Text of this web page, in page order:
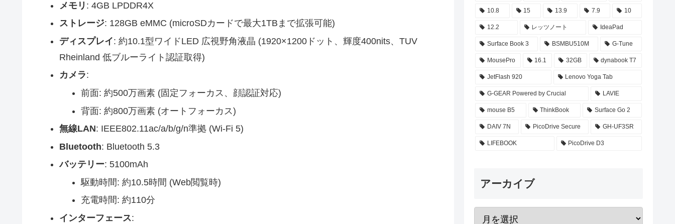
メモリ : 4GB LPDDR4X
ストレージ: 128GB eMMC (microSDカードで最大1TBまで拡張可能)
ディスプレイ: 約10.1型ワイドLED 広視野角液晶 (1920×1200ドット、輝度400nits、TUV
Rheinland 低ブルーライト認証取得)
カメラ:
前面: 約500万画素 (固定フォーカス、顔認証対応)
背面: 約800万画素 (オートフォーカス)
無線LAN: IEEE802.11ac/a/b/g/n準拠 (Wi-Fi 5)
Bluetooth: Bluetooth 5.3
バッテリー: 5100mAh
駆動時間: 約10.5時間 (Web閲覧時)
充電時間: 約110分
インターフェース:
10.8 15 13.9 7.9 10
12.2 レッツノート IdeaPad
Surface Book 3 BSMBU510M G-Tune
MousePro 16.1 32GB dynabook T7
JetFlash 920 Lenovo Yoga Tab
G-GEAR Powered by Crucial LAVIE
mouse B5 ThinkBook Surface Go 2
DAIV 7N PicoDrive Secure GH-UF3SR
LIFEBOOK PicoDrive D3
アーカイブ